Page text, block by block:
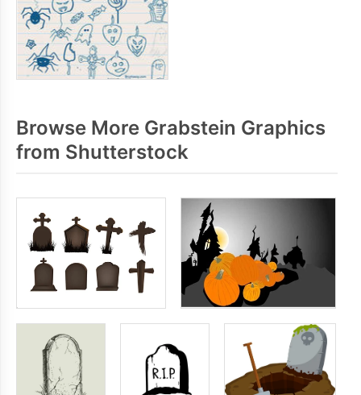
Browse More Grabstein Graphics
from Shutterstock